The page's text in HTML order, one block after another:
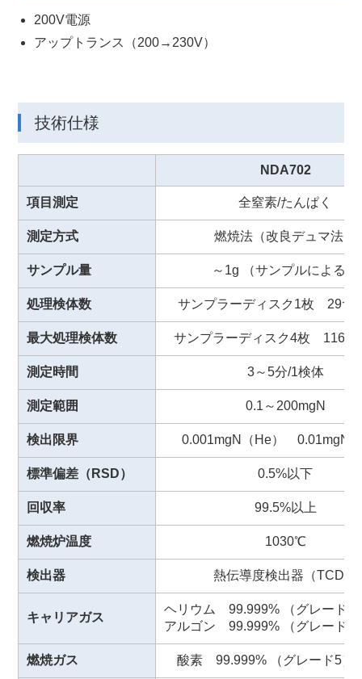
200V電源
アップトランス（200→230V）
技術仕様
NDA702
項目測定 全窒素/たんぱく
測定方式 燃焼法（改良デュマ法）
サンプル量 ～1g （サンプルによる）
処理検体数 サンプラーディスク1枚 29サ
最大処理検体数 サンプラーディスク4枚 116サ
測定時間 3～5分/1検体
測定範囲 0.1～200mgN
検出限界 0.001mgN（He） 0.01mgN
標準偏差（RSD） 0.5%以下
回収率 99.5%以上
燃焼炉温度 1030℃
検出器 熱伝導度検出器（TCD）
キャリアガス
ヘリウム 99.999% （グレード
アルゴン 99.999% （グレード
燃焼ガス 酸素 99.999% （グレード5